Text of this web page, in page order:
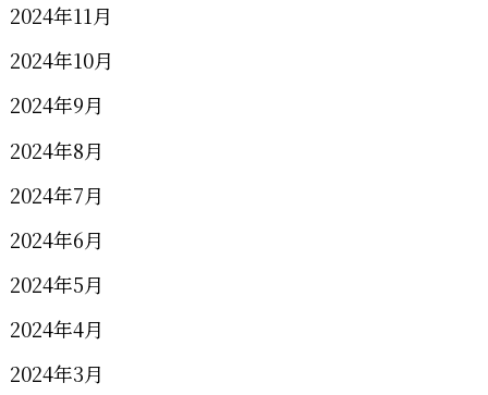
2024年11月
2024年10月
2024年9月
2024年8月
2024年7月
2024年6月
2024年5月
2024年4月
2024年3月